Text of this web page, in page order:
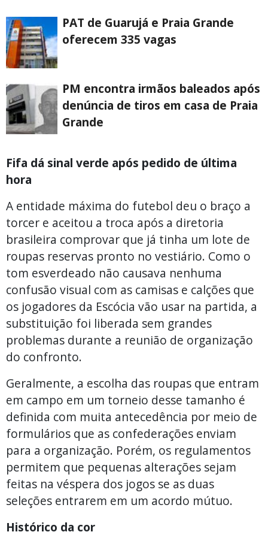
PAT de Guarujá e Praia Grande
oferecem 335 vagas
PM encontra irmãos baleados após
denúncia de tiros em casa de Praia
Grande
Fifa dá sinal verde após pedido de última
hora
A entidade máxima do futebol deu o braço a
torcer e aceitou a troca após a diretoria
brasileira comprovar que já tinha um lote de
roupas reservas pronto no vestiário. Como o
tom esverdeado não causava nenhuma
confusão visual com as camisas e calções que
os jogadores da Escócia vão usar na partida, a
substituição foi liberada sem grandes
problemas durante a reunião de organização
do confronto.
Geralmente, a escolha das roupas que entram
em campo em um torneio desse tamanho é
definida com muita antecedência por meio de
formulários que as confederações enviam
para a organização. Porém, os regulamentos
permitem que pequenas alterações sejam
feitas na véspera dos jogos se as duas
seleções entrarem em um acordo mútuo.
Histórico da cor